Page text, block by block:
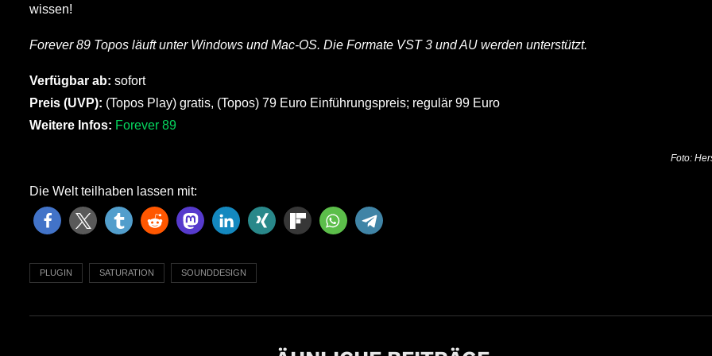
wissen!
Forever 89 Topos läuft unter Windows und Mac-OS. Die Formate VST 3 und AU werden unterstützt.
Verfügbar ab: sofort
Preis (UVP): (Topos Play) gratis, (Topos) 79 Euro Einführungspreis; regulär 99 Euro
Weitere Infos: Forever 89
Foto:
Die Welt teilhaben lassen mit:
PLUGIN SATURATION SOUNDDESIGN